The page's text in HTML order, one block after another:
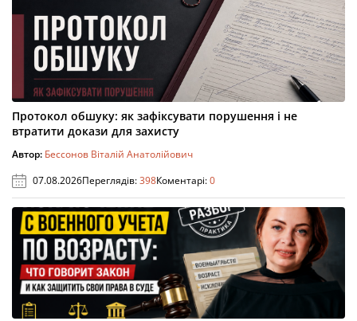
Протокол обшуку: як зафіксувати порушення і не
втратити докази для захисту
Автор: Бессонов Віталій Анатолійович
07.08.2026Переглядів:398Коментарі:0